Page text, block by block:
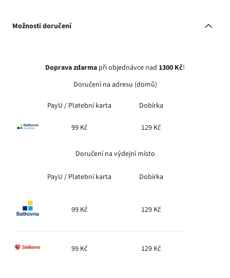
Možnosti doručení
Doprava zdarma při objednávce nad 1300 Kč!
Doručení na adresu (domů)
PayU / Platební karta Dobírka
99 Kč 129 Kč
Doručení na výdejní místo
PayU / Platební karta Dobírka
99 Kč 129 Kč
99 Kč 129 Kč